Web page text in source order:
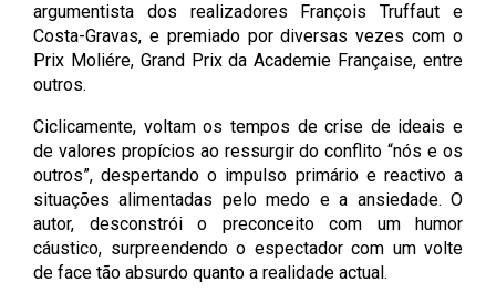
argumentista dos realizadores François Truffaut e
Costa-Gravas, e premiado por diversas vezes com o
Prix Moliére, Grand Prix da Academie Française, entre
outros.
Ciclicamente, voltam os tempos de crise de ideais e
de valores propícios ao ressurgir do conflito “nós e os
outros”, despertando o impulso primário e reactivo a
situações alimentadas pelo medo e a ansiedade. O
autor, desconstrói o preconceito com um humor
cáustico, surpreendendo o espectador com um volte
de face tão absurdo quanto a realidade actual.